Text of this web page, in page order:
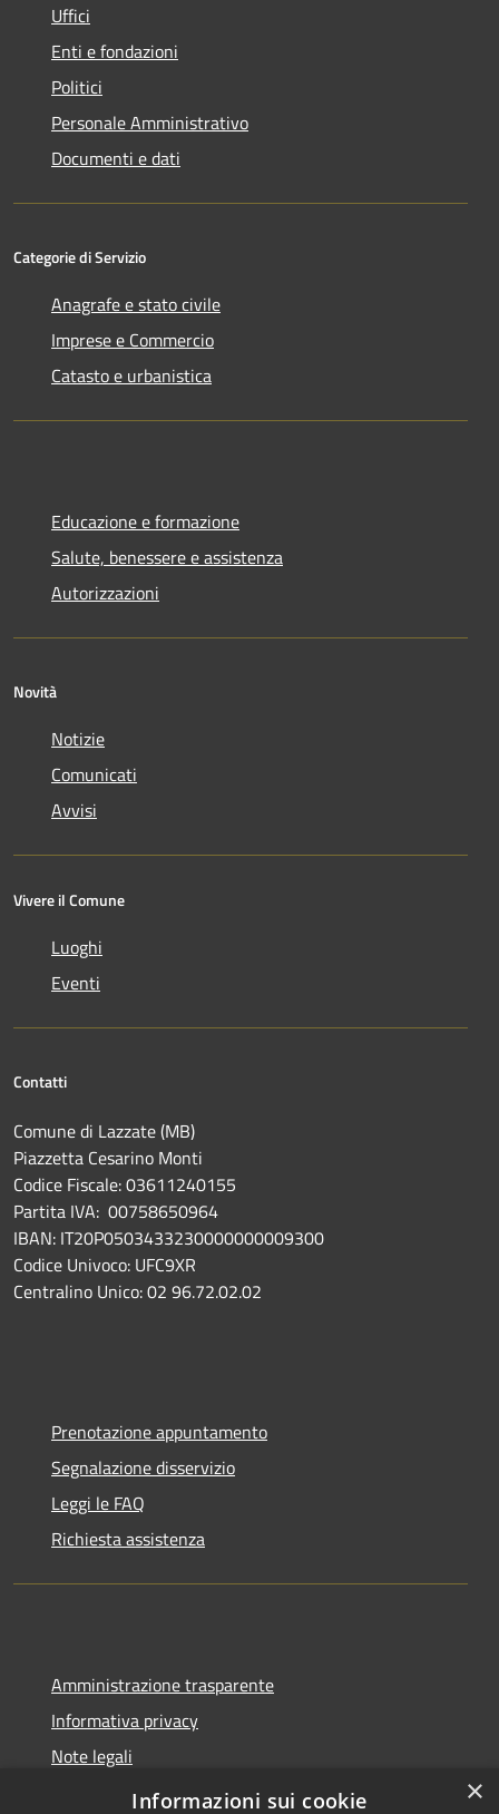
Uffici
Enti e fondazioni
Politici
Personale Amministrativo
Documenti e dati
Categorie di Servizio
Anagrafe e stato civile
Imprese e Commercio
Catasto e urbanistica
Educazione e formazione
Salute, benessere e assistenza
Autorizzazioni
Novità
Notizie
Comunicati
Avvisi
Vivere il Comune
Luoghi
Eventi
Contatti
Comune di Lazzate (MB)
Piazzetta Cesarino Monti
Codice Fiscale: 03611240155
Partita IVA: 00758650964
IBAN: IT20P0503433230000000009300
Codice Univoco: UFC9XR
Centralino Unico: 02 96.72.02.02
Prenotazione appuntamento
Segnalazione disservizio
Leggi le FAQ
Richiesta assistenza
Amministrazione trasparente
Informativa privacy
Note legali
Dichiarazione di accessibilità
×
Informazioni sui cookie